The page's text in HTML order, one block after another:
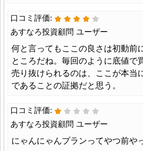
口コミ評価:
あすなろ投資顧問 ユーザー
何と言ってもここの良さは初動前
ところだね。毎回のように底値で
売り抜けられるのは、ここが本当
であることの証拠だと思う。
口コミ評価:
あすなろ投資顧問 ユーザー
にゃんにゃんプランってやつ前や